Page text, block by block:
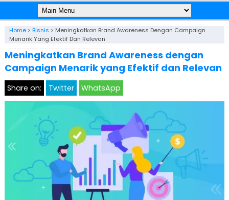
Home> Bisnis > Meningkatkan Brand Awareness Dengan Campaign
Menarik Yang Efektif Dan Relevan
Meningkatkan Brand Awareness dengan
Campaign Menarik yang Efektif dan Relevan
Share on: Twitter WhatsApp